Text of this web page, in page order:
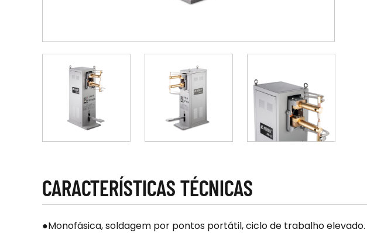
CARACTERÍSTICAS TÉCNICAS
●Monofásica, soldagem por pontos portátil, ciclo de trabalho elevado.